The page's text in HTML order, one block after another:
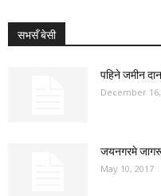
सभसँ बेसी
पहिने जमीन
December 16,
जयनगरमे
May 10, 2017